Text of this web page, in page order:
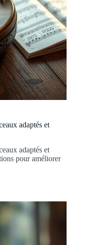
adaptés et
adaptés et
pour améliorer